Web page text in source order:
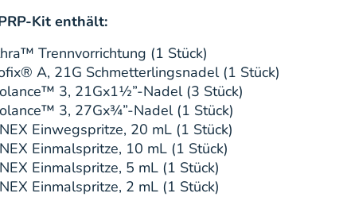
Kit enthält:
Trennvorrichtung (1 Stück)
A, 21G Schmetterlingsnadel (1 Stück)
3, 21Gx1½”-Nadel (3 Stück)
3, 27Gx¾”-Nadel (1 Stück)
Einwegspritze, 20 mL (1 Stück)
Einmalspritze, 10 mL (1 Stück)
Einmalspritze, 5 mL (1 Stück)
Einmalspritze, 2 mL (1 Stück)